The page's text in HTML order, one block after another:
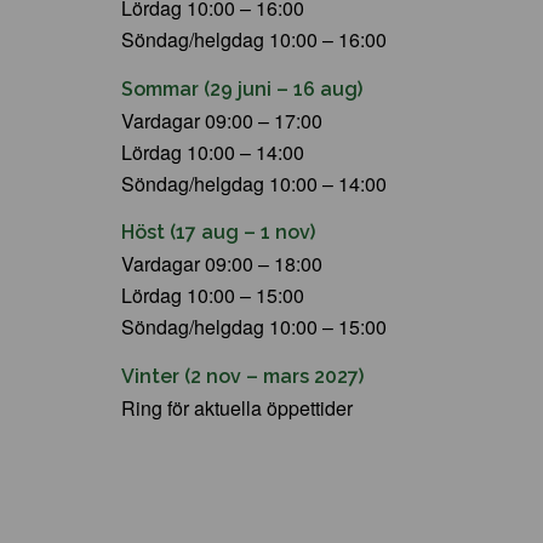
Lördag 10:00 – 16:00
Söndag/helgdag 10:00 – 16:00
Sommar (29 juni – 16 aug)
Vardagar 09:00 – 17:00
Lördag 10:00 – 14:00
Söndag/helgdag 10:00 – 14:00
Höst (17 aug – 1 nov)
Vardagar 09:00 – 18:00
Lördag 10:00 – 15:00
Söndag/helgdag 10:00 – 15:00
Vinter (2 nov – mars 2027)
Ring för aktuella öppettider